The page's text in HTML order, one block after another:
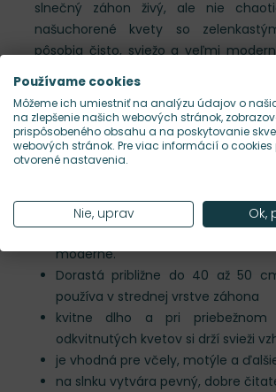
slnečný záhon živý, ale nie
našuchorené kvety so
pôsobia čisto, sviežo a veľmi
klasickej aj modernej výsadby, do
opeľovačov.
poloplné našuchorené kvety so
nádychom pôsobia čisto,
moderne.
Dorastá približne do 40 až 50
používa v strednej vrstve záhona
kvitne dlho a pri priebežnom
odkvitnutých kvetov si drží svieži
je vhodná pre včely, motýle a
na slnku vytvára pevný, dobre
Používame cookies
Môžeme ich umiestniť na analýzu údajov o
na zlepšenie našich webových stránok,
prispôsobeného obsahu a na poskytovanie
webových stránok. Pre viac informácií o
otvorené nastavenia.
Nie, uprav Ok,